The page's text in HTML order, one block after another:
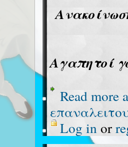
Αγαπητοί
Read more
Log in or